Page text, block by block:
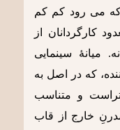
می رود کم کم
کارگردانان از
میانۀ سینمایی
که در اصل به
و متناسب
خارج از قاب